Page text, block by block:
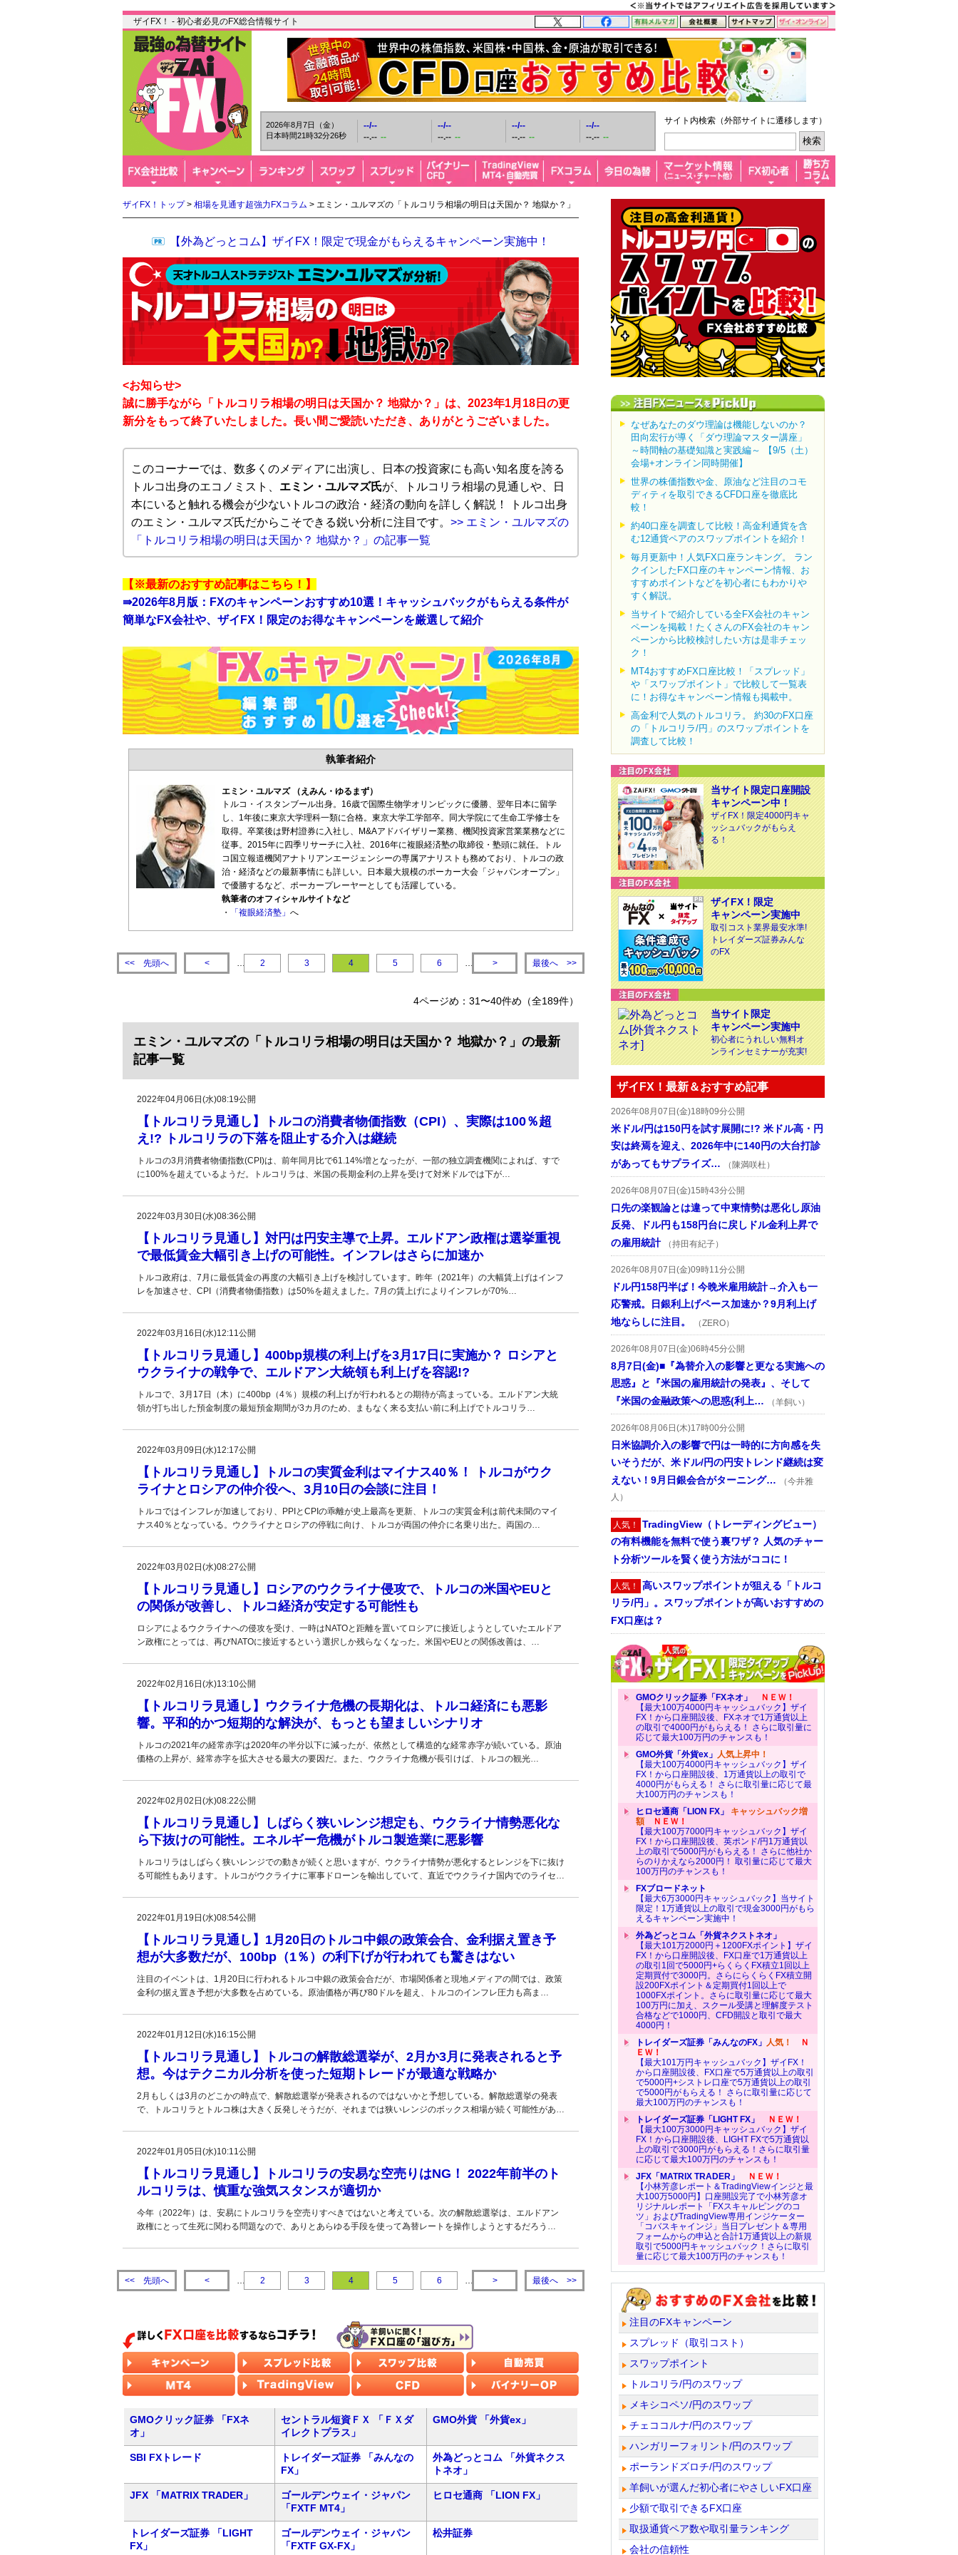
ザイFX！ - 初心者必見のFX総合情報サイト
2026年8月7日（金）
日本時間21時32分27秒
--/--
--.-- --
--/--
--.-- --
--/--
--.-- --
--/--
--.-- --
サイト内検索（外部サイトに遷移します）
ザイFX！トップ> 相場を見通す超強力FXコラム > エミン・ユルマズの「トルコリラ相場の明日は天国か？ 地獄か？」
【外為どっとコム】ザイFX！限定で現金がもらえるキャンペーン実施中！
<お知らせ>
誠に勝手ながら「トルコリラ相場の明日は天国か？ 地獄か？」は、2023年1月18日の更
新分をもって終了いたしました。長い間ご愛読いただき、ありがとうございました。
このコーナーでは、数多くのメディアに出演し、日本の投資家にも高い知名度を誇る
トルコ出身のエコノミスト、 エミン・ユルマズ氏が、トルコリラ相場の見通しや、日
本にいると触れる機会が少ないトルコの政治・経済の動向を詳しく解説！ トルコ出身
のエミン・ユルマズ氏だからこそできる鋭い分析に注目です。 >> エミン・ユルマズの
「トルコリラ相場の明日は天国か？ 地獄か？」の記事一覧
【※最新のおすすめ記事はこちら！】
⇛2026年8月版：FXのキャンペーンおすすめ10選！キャッシュバックがもらえる条件が
簡単なFX会社や、ザイFX！限定のお得なキャンペーンを厳選して紹介
執筆者紹介
エミン・ユルマズ （えみん・ゆるまず）
トルコ・イスタンブール出身。16歳で国際生物学オリンピックに優勝、翌年日本に留学
し、1年後に東京大学理科一類に合格。東京大学工学部卒。同大学院にて生命工学修士を
取得。卒業後は野村證券に入社し、M&Aアドバイザリー業務、機関投資家営業業務などに
従事。2015年に四季リサーチに入社、2016年に複眼経済塾の取締役・塾頭に就任。トル
コ国立報道機関アナトリアンエージェンシーの専属アナリストも務めており、トルコの政
治・経済などの最新事情にも詳しい。日本最大規模のポーカー大会「ジャパンオープン」
で優勝するなど、ポーカープレーヤーとしても活躍している。
執筆者のオフィシャルサイトなど
・
「複眼経済塾」 へ
<< 先頭へ < … 2 3 4 5 6 … > 最後へ >>
4ページめ：31〜40件め（全189件）
エミン・ユルマズの「トルコリラ相場の明日は天国か？ 地獄か？」の最新
記事一覧
2022年04月06日(水)08:19公開
【トルコリラ見通し】トルコの消費者物価指数（CPI）、実際は100％超
え!? トルコリラの下落を阻止する介入は継続
トルコの3月消費者物価指数(CPI)は、前年同月比で61.14%増となったが、一部の独立調査機関によれば、すで
に100%を超えているようだ。トルコリラは、米国の長期金利の上昇を受けて対米ドルでは下が…
2022年03月30日(水)08:36公開
【トルコリラ見通し】対円は円安主導で上昇。エルドアン政権は選挙重視
で最低賃金大幅引き上げの可能性。インフレはさらに加速か
トルコ政府は、7月に最低賃金の再度の大幅引き上げを検討しています。昨年（2021年）の大幅賃上げはインフ
レを加速させ、CPI（消費者物価指数）は50%を超えました。7月の賃上げによりインフレが70%…
2022年03月16日(水)12:11公開
【トルコリラ見通し】400bp規模の利上げを3月17日に実施か？ ロシアと
ウクライナの戦争で、エルドアン大統領も利上げを容認!?
トルコで、3月17日（木）に400bp（4％）規模の利上げが行われるとの期待が高まっている。エルドアン大統
領が打ち出した預金制度の最短預金期間が3カ月のため、まもなく来る支払い前に利上げでトルコリラ…
2022年03月09日(水)12:17公開
【トルコリラ見通し】トルコの実質金利はマイナス40％！ トルコがウク
ライナとロシアの仲介役へ、3月10日の会談に注目！
トルコではインフレが加速しており、PPIとCPIの乖離が史上最高を更新、トルコの実質金利は前代未聞のマイ
ナス40％となっている。ウクライナとロシアの停戦に向け、トルコが両国の仲介に名乗り出た。両国の…
2022年03月02日(水)08:27公開
【トルコリラ見通し】ロシアのウクライナ侵攻で、トルコの米国やEUと
の関係が改善し、トルコ経済が安定する可能性も
ロシアによるウクライナへの侵攻を受け、一時はNATOと距離を置いてロシアに接近しようとしていたエルドア
ン政権にとっては、再びNATOに接近するという選択しか残らなくなった。米国やEUとの関係改善は、…
2022年02月16日(水)13:10公開
【トルコリラ見通し】ウクライナ危機の長期化は、トルコ経済にも悪影
響。平和的かつ短期的な解決が、もっとも望ましいシナリオ
トルコの2021年の経常赤字は2020年の半分以下に減ったが、依然として構造的な経常赤字が続いている。原油
価格の上昇が、経常赤字を拡大させる最大の要因だ。また、ウクライナ危機が長引けば、トルコの観光…
2022年02月02日(水)08:22公開
【トルコリラ見通し】しばらく狭いレンジ想定も、ウクライナ情勢悪化な
ら下抜けの可能性。エネルギー危機がトルコ製造業に悪影響
トルコリラはしばらく狭いレンジでの動きが続くと思いますが、ウクライナ情勢が悪化するとレンジを下に抜け
る可能性もあります。トルコがウクライナに軍事ドローンを輸出していて、直近でウクライナ国内でのライセ…
2022年01月19日(水)08:54公開
【トルコリラ見通し】1月20日のトルコ中銀の政策会合、金利据え置き予
想が大多数だが、100bp（1％）の利下げが行われても驚きはない
注目のイベントは、1月20日に行われるトルコ中銀の政策会合だが、市場関係者と現地メディアの間では、政策
金利の据え置き予想が大多数を占めている。原油価格が再び80ドルを超え、トルコのインフレ圧力も高ま…
2022年01月12日(水)16:15公開
【トルコリラ見通し】トルコの解散総選挙が、2月か3月に発表されると予
想。今はテクニカル分析を使った短期トレードが最適な戦略か
2月もしくは3月のどこかの時点で、解散総選挙が発表されるのではないかと予想している。解散総選挙の発表
で、トルコリラとトルコ株は大きく反発しそうだが、それまでは狭いレンジのボックス相場が続く可能性があ…
2022年01月05日(水)10:11公開
【トルコリラ見通し】トルコリラの安易な空売りはNG！ 2022年前半のト
ルコリラは、慎重な強気スタンスが適切か
今年（2022年）は、安易にトルコリラを空売りすべきではないと考えている。次の解散総選挙は、エルドアン
政権にとって生死に関わる問題なので、ありとあらゆる手段を使って為替レートを操作しようとするだろう…
<< 先頭へ < … 2 3 4 5 6 … > 最後へ >>
GMOクリック証券 「FXネ
オ」
セントラル短資ＦＸ 「ＦＸダ
イレクトプラス」
GMO外貨 「外貨ex」
SBI FXトレード
トレイダーズ証券 「みんなの
FX」
外為どっとコム 「外貨ネクス
トネオ」
JFX 「MATRIX TRADER」
ゴールデンウェイ・ジャパン
「FXTF MT4」
ヒロセ通商 「LION FX」
トレイダーズ証券 「LIGHT
FX」
ゴールデンウェイ・ジャパン
「FXTF GX-FX」
松井証券
なぜあなたのダウ理論は機能しないのか？
田向宏行が導く「ダウ理論マスター講座」
～時間軸の基礎知識と実践編～ 【9/5（土）
会場+オンライン同時開催】
世界の株価指数や金、原油など注目のコモ
ディティを取引できるCFD口座を徹底比
較！
約40口座を調査して比較！高金利通貨を含
む12通貨ペアのスワップポイントを紹介！
毎月更新中！人気FX口座ランキング。 ラン
クインしたFX口座のキャンペーン情報、お
すすめポイントなどを初心者にもわかりや
すく解説。
当サイトで紹介している全FX会社のキャン
ペーンを掲載！たくさんのFX会社のキャン
ペーンから比較検討したい方は是非チェッ
ク！
MT4おすすめFX口座比較！「スプレッド」
や「スワップポイント」で比較して一覧表
に！お得なキャンペーン情報も掲載中。
高金利で人気のトルコリラ。 約30のFX口座
の「トルコリラ/円」のスワップポイントを
調査して比較！
当サイト限定口座開設
キャンペーン中！
ザイFX！限定4000円キャ
ッシュバックがもらえ
る！
ザイFX！限定
キャンペーン実施中
取引コスト業界最安水準!
トレイダーズ証券みんな
のFX
当サイト限定
キャンペーン実施中
初心者にうれしい無料オ
ンラインセミナーが充実!
ザイFX！最新＆おすすめ記事
2026年08月07日(金)18時09分公開
米ドル/円は150円を試す展開に!? 米ドル高・円
安は終焉を迎え、2026年中に140円の大台打診
があってもサプライズ…
（陳満咲杜）
2026年08月07日(金)15時43分公開
口先の楽観論とは違って中東情勢は悪化し原油
反発、ドル円も158円台に戻しドル金利上昇で
の雇用統計
（持田有紀子）
2026年08月07日(金)09時11分公開
ドル円158円半ば！今晩米雇用統計→介入も一
応警戒。日銀利上げペース加速か？9月利上げ
地ならしに注目。
（ZERO）
2026年08月07日(金)06時45分公開
8月7日(金)■『為替介入の影響と更なる実施への
思惑』と『米国の雇用統計の発表』、そして
『米国の金融政策への思惑(利上…
（羊飼い）
2026年08月06日(木)17時00分公開
日米協調介入の影響で円は一時的に方向感を失
いそうだが、米ドル/円の円安トレンド継続は変
えない！9月日銀会合がターニング…
（今井雅
人）
人気！ TradingView（トレーディングビュー）
の有料機能を無料で使う裏ワザ？ 人気のチャー
ト分析ツールを賢く使う方法がココに！
人気！ 高いスワップポイントが狙える「トルコ
リラ/円」。スワップポイントが高いおすすめの
FX口座は？
GMOクリック証券「FXネオ」
ＮＥＷ！
【最大100万4000円キャッシュバック】ザイ
FX！から口座開設後、FXネオで1万通貨以上
の取引で4000円がもらえる！ さらに取引量に
応じて最大100万円のチャンスも！
GMO外貨「外貨ex」 人気上昇中！
【最大100万4000円キャッシュバック】ザイ
FX！から口座開設後、1万通貨以上の取引で
4000円がもらえる！ さらに取引量に応じて最
大100万円のチャンスも！
ヒロセ通商「LION FX」 キャッシュバック増
額ＮＥＷ！
【最大100万7000円キャッシュバック】ザイ
FX！から口座開設後、英ポンド/円1万通貨以
上の取引で5000円がもらえる！ さらに他社か
らのりかえなら2000円！ 取引量に応じて最大
100万円のチャンスも！
FXブロードネット
【最大6万3000円キャッシュバック】当サイト
限定！1万通貨以上の取引で現金3000円がもら
えるキャンペーン実施中！
外為どっとコム「外貨ネクストネオ」
【最大101万2000円＋1200FXポイント】ザイ
FX！から口座開設後、FX口座で1万通貨以上
の取引1回で5000円+らくらくFX積立1回以上
定期買付で3000円。さらにらくらくFX積立開
設200FXポイント＆定期買付1回以上で
1000FXポイント。さらに取引量に応じて最大
100万円に加え、スクール受講と理解度テスト
合格などで1000円、CFD開設と取引で最大
4000円！
トレイダーズ証券「みんなのFX」 人気！
Ｎ
ＥＷ！
【最大101万円キャッシュバック】ザイFX！
から口座開設後、FX口座で5万通貨以上の取引
で5000円+シストレ口座で5万通貨以上の取引
で5000円がもらえる！ さらに取引量に応じて
最大100万円のチャンスも！
トレイダーズ証券「LIGHT FX」
ＮＥＷ！
【最大100万3000円キャッシュバック】ザイ
FX！から口座開設後、LIGHT FXで5万通貨以
上の取引で3000円がもらえる！さらに取引量
に応じて最大100万円のチャンスも！
JFX「MATRIX TRADER」
ＮＥＷ！
【小林芳彦レポート＆TradingViewインジと最
大100万5000円】口座開設完了で小林芳彦オ
リジナルレポート「FXスキャルピングのコ
ツ」およびTradingView専用インジケーター
「コバスキャインジ」当日プレゼント＆専用
フォームからの申込と合計1万通貨以上の新規
取引で5000円キャッシュバック！さらに取引
量に応じて最大100万円のチャンスも！
注目のFXキャンペーン
スプレッド（取引コスト）
スワップポイント
トルコリラ/円のスワップ
メキシコペソ/円のスワップ
チェココルナ/円のスワップ
ハンガリーフォリント/円のスワップ
ポーランドズロチ/円のスワップ
羊飼いが選んだ初心者にやさしいFX口座
少額で取引できるFX口座
取扱通貨ペア数や取引量ランキング
会社の信頼性